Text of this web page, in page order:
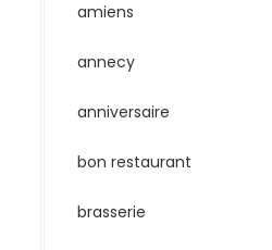
amiens
annecy
anniversaire
bon restaurant
brasserie